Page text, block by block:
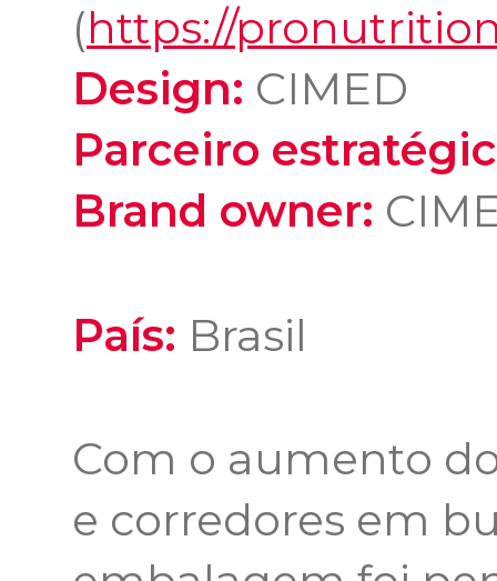
(https://
Design: CIMED
Parceiro
Brand owner:
País: Brasil
Com o aumento
e corredores em